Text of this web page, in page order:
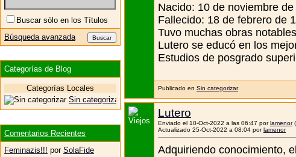
Nacido: 10 de noviembre
Fallecido: 18 de febrero de
Tuvo muchas obras
Lutero se educó en los
Estudios de posgrado
Publicado en Sin categorizar
Lutero
Enviado el 10-Oct-2022 a las 06:47 porlamenor
Actualizado 25-Oct-2022 a 08:04 por lamenor
Adquiriendo conocimiento,
Buscar sólo en los Títulos
Búsqueda avanzada
Categorías de Blog
Categorías Locales
Sin categorizar
Comentarios Recientes
Feminazis!!! por SolaFide